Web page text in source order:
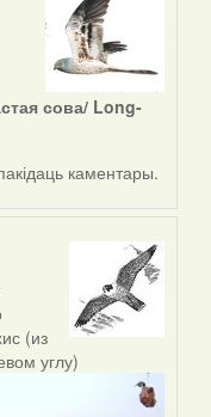
сова/ Long-
каментары.
(из
углу)